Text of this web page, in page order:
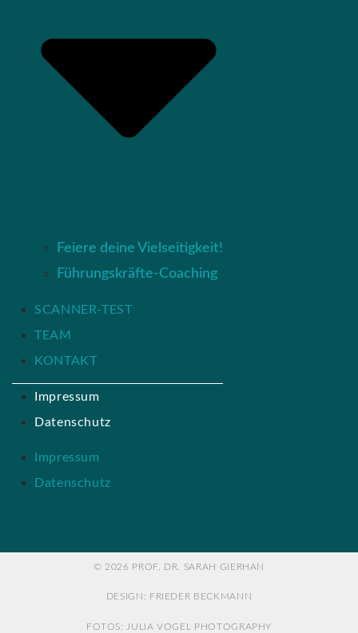
Feiere deine Vielseitigkeit!
Führungskräfte-Coaching
SCANNER-TEST
TEAM
KONTAKT
Impressum
Datenschutz
Impressum
Datenschutz
© 2026 PROF. DR. SARAH GIERHAN
DESIGN: FRIEDER BECKMANN
FOTOS: JULIA VOGEL PHOTOGRAPHY